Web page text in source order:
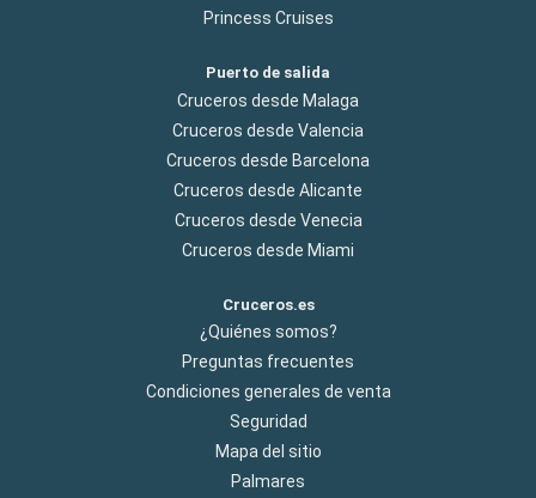
Princess Cruises
Puerto de salida
Cruceros desde Malaga
Cruceros desde Valencia
Cruceros desde Barcelona
Cruceros desde Alicante
Cruceros desde Venecia
Cruceros desde Miami
Cruceros.es
¿Quiénes somos?
Preguntas frecuentes
Condiciones generales de venta
Seguridad
Mapa del sitio
Palmares